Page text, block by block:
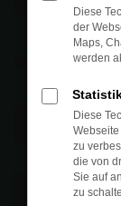
Diese
der
Maps,
werden
Diese
zu
die von
Sie auf
zu